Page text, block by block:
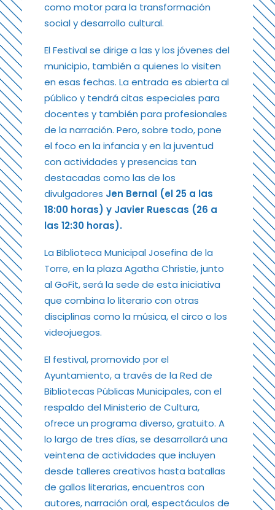
como motor para la transformación
social y desarrollo cultural.
El Festival se dirige a las y los jóvenes del
municipio, también a quienes lo visiten
en esas fechas. La entrada es abierta al
público y tendrá citas especiales para
docentes y también para profesionales
de la narración. Pero, sobre todo, pone
el foco en la infancia y en la juventud
con actividades y presencias tan
destacadas como las de los
divulgadores Jen Bernal (el 25 a las
18:00 horas) y Javier Ruescas (26 a
las 12:30 horas).
La Biblioteca Municipal Josefina de la
Torre, en la plaza Agatha Christie, junto
al GoFit, será la sede de esta iniciativa
que combina lo literario con otras
disciplinas como la música, el circo o los
videojuegos.
El festival, promovido por el
Ayuntamiento, a través de la Red de
Bibliotecas Públicas Municipales, con el
respaldo del Ministerio de Cultura,
ofrece un programa diverso, gratuito. A
lo largo de tres días, se desarrollará una
veintena de actividades que incluyen
desde talleres creativos hasta batallas
de gallos literarias, encuentros con
autores, narración oral, espectáculos de